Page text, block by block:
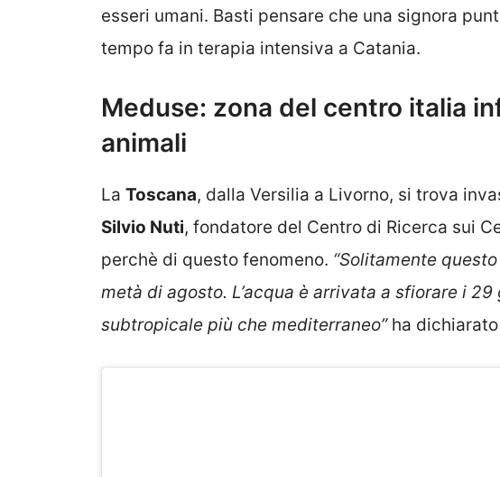
esseri umani. Basti pensare che una signora
tempo fa in terapia intensiva a Catania.
Meduse: zona del centro italia
animali
La Toscana, dalla Versilia a Livorno, si trova
Silvio Nuti, fondatore del Centro di Ricerca sui
perchè di questo fenomeno. “Solitamente
metà di agosto. L’acqua è arrivata a sfiorare i
subtropicale più che mediterraneo”ha dichiarato